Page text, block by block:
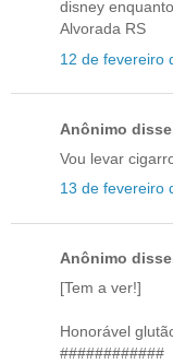
disney
Alvorada RS
12 de fevereiro
Anônimo
Vou levar
13 de fevereiro
Anônimo
[Tem a ver!]
Honorável
############